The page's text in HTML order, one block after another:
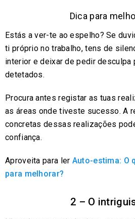
Dica para
Estás a ver-te ao espelho? Se
ti próprio no trabalho, tens de
interior e deixar de pedir desculpa
detetados.
Procura antes registar as tuas
as áreas onde tiveste sucesso. A
concretas dessas realizações
confiança.
Aproveita para ler Auto-estima: O
para melhorar?
2 – O